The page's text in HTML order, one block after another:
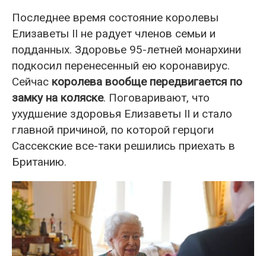
Последнее время состояние королевы
Елизаветы II не радует членов семьи и
подданных. Здоровье 95-летней монархини
подкосил перенесенный ею коронавирус.
Сейчас королева вообще передвигается по
замку на коляске. Поговаривают, что
ухудшение здоровья Елизаветы II и стало
главной причиной, по которой герцоги
Сассекские все-таки решились приехать в
Британию.